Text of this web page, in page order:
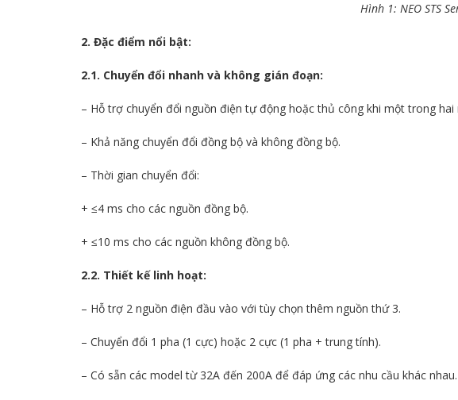
Hình 1: NEO STS
2. Đặc điểm nổi bật:
2.1. Chuyển đổi nhanh và không gián đoạn:
– Hỗ trợ chuyển đổi nguồn điện tự động hoặc thủ công khi một trong hai
– Khả năng chuyển đổi đồng bộ và không đồng bộ.
– Thời gian chuyển đổi:
+ ≤4 ms cho các nguồn đồng bộ.
+ ≤10 ms cho các nguồn không đồng bộ.
2.2. Thiết kế linh hoạt:
– Hỗ trợ 2 nguồn điện đầu vào với tùy chọn thêm nguồn thứ 3.
– Chuyển đổi 1 pha (1 cực) hoặc 2 cực (1 pha + trung tính).
– Có sẵn các model từ 32A đến 200A để đáp ứng các nhu cầu khác nhau.